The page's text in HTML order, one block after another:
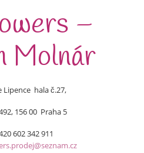
–
Molnár
Lipence hala č.27,
156 00 Praha 5
602 342 911